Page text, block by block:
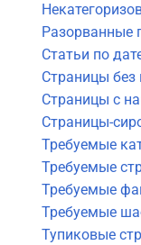
Разорванные
Статьи по
Страницы без
Страницы с
Страницы-
Требуемые
Требуемые
Требуемые
Требуемые
Тупиковые